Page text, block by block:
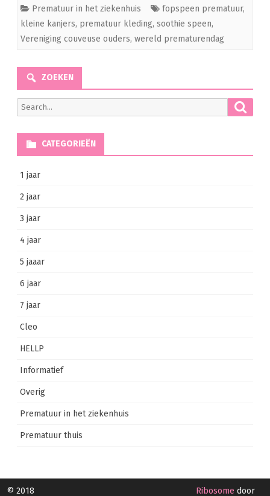
Prematuur in het ziekenhuis fopspeen prematuur,
kleine kanjers, prematuur kleding, soothie speen,
Vereniging couveuse ouders, wereld prematurendag
ZOEKEN
Search
for:
CATEGORIEËN
1 jaar
2 jaar
3 jaar
4 jaar
5 jaaar
6 jaar
7 jaar
Cleo
HELLP
Informatief
Overig
Prematuur in het ziekenhuis
Prematuur thuis
© 2018 Ribosome door